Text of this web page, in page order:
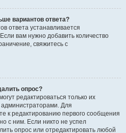
вариантов ответа?
ответа устанавливается
вам нужно добавить количество
свяжитесь с
опрос?
редактироваться только их
Для
к редактированию первого сообщения
с ним. Если никто не успел
опрос или отредактировать любой